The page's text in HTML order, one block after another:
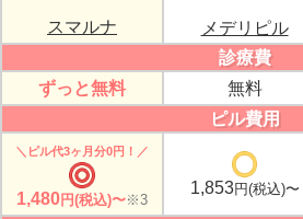
スマルナ メデリピル
診療費
ずっと無料
無料
ピル費用
＼ピル代3ヶ月分0円！／
1,480 円(税込)〜※3
1,853円(税込)〜